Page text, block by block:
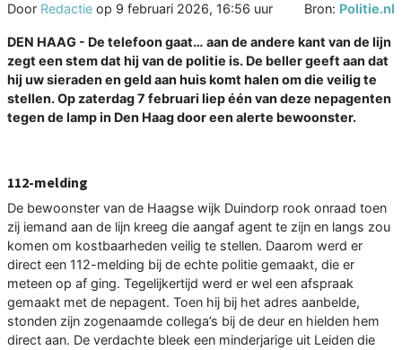
Door Redactie op 9 februari 2026, 16:56 uur Bron: Politie.nl
DEN HAAG - De telefoon gaat… aan de andere kant van de lijn
zegt een stem dat hij van de politie is. De beller geeft aan dat
hij uw sieraden en geld aan huis komt halen om die veilig te
stellen. Op zaterdag 7 februari liep één van deze nepagenten
tegen de lamp in Den Haag door een alerte bewoonster.
112-melding
De bewoonster van de Haagse wijk Duindorp rook onraad toen
zij iemand aan de lijn kreeg die aangaf agent te zijn en langs zou
komen om kostbaarheden veilig te stellen. Daarom werd er
direct een 112-melding bij de echte politie gemaakt, die er
meteen op af ging. Tegelijkertijd werd er wel een afspraak
gemaakt met de nepagent. Toen hij bij het adres aanbelde,
stonden zijn zogenaamde collega’s bij de deur en hielden hem
direct aan. De verdachte bleek een minderjarige uit Leiden die